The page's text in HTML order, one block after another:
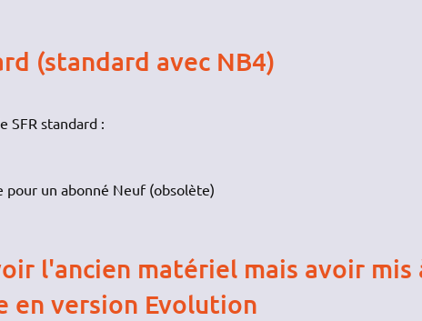
(standard avec NB4)
SFR standard :
pour un abonné Neuf (obsolète)
l'ancien matériel mais avoir mis
en version Evolution